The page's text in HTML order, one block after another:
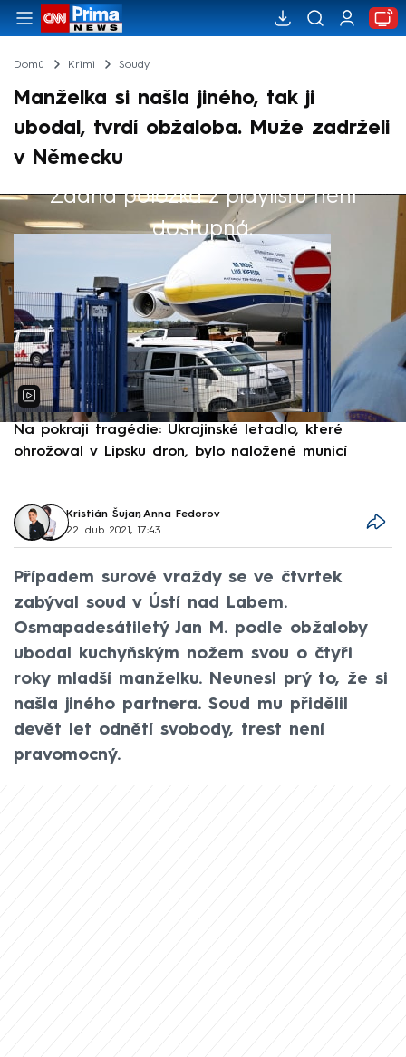
Domů Krimi Soudy
Manželka si našla jiného, tak ji
ubodal, tvrdí obžaloba. Muže zadrželi
v Německu
Žádná položka z playlistu není
dostupná.
Výběr redakce
Na pokraji tragédie: Ukrajinské letadlo, které
ohrožoval v Lipsku dron, bylo naložené municí
Kristián Šujan, Anna Fedorov
22. dub 2021, 17:43
Případem surové vraždy se ve čtvrtek
zabýval soud v Ústí nad Labem.
Osmapadesátiletý Jan M. podle obžaloby
ubodal kuchyňským nožem svou o čtyři
roky mladší manželku. Neunesl prý to, že si
našla jiného partnera. Soud mu přidělil
devět let odnětí svobody, trest není
pravomocný.